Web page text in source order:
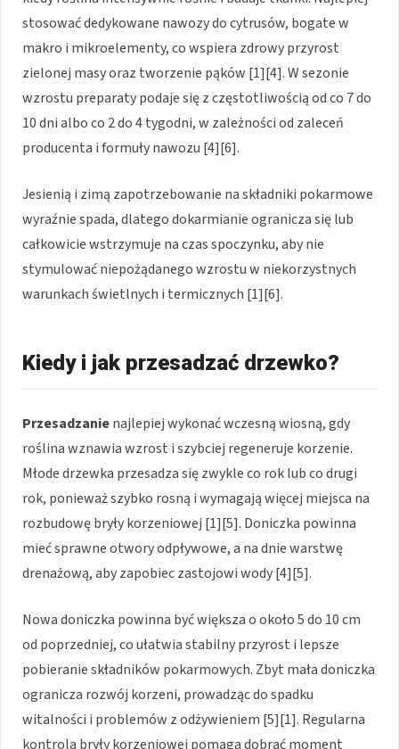
stosować dedykowane nawozy do cytrusów, bogate w
makro i mikroelementy, co wspiera zdrowy przyrost
zielonej masy oraz tworzenie pąków [1][4]. W sezonie
wzrostu preparaty podaje się z częstotliwością od co 7 do
10 dni albo co 2 do 4 tygodni, w zależności od zaleceń
producenta i formuły nawozu [4][6].
Jesienią i zimą zapotrzebowanie na składniki pokarmowe
wyraźnie spada, dlatego dokarmianie ogranicza się lub
całkowicie wstrzymuje na czas spoczynku, aby nie
stymulować niepożądanego wzrostu w niekorzystnych
warunkach świetlnych i termicznych [1][6].
Kiedy i jak przesadzać drzewko?
Przesadzanienajlepiej wykonać wczesną wiosną, gdy
roślina wznawia wzrost i szybciej regeneruje korzenie.
Młode drzewka przesadza się zwykle co rok lub co drugi
rok, ponieważ szybko rosną i wymagają więcej miejsca na
rozbudowę bryły korzeniowej [1][5]. Doniczka powinna
mieć sprawne otwory odpływowe, a na dnie warstwę
drenażową, aby zapobiec zastojowi wody [4][5].
Nowa doniczka powinna być większa o około 5 do 10 cm
od poprzedniej, co ułatwia stabilny przyrost i lepsze
pobieranie składników pokarmowych. Zbyt mała doniczka
ogranicza rozwój korzeni, prowadząc do spadku
witalności i problemów z odżywieniem [5][1]. Regularna
kontrola bryły korzeniowej pomaga dobrać moment